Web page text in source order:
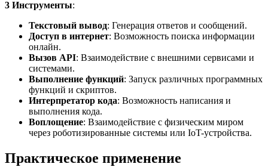
3 Инструменты:
Текстовый вывод: Генерация ответов и сообщений.
Доступ в интернет: Возможность поиска информации
онлайн.
Вызов API: Взаимодействие с внешними сервисами и
системами.
Выполнение функций: Запуск различных программных
функций и скриптов.
Интерпретатор кода: Возможность написания и
выполнения кода.
Воплощение: Взаимодействие с физическим миром
через роботизированные системы или IoT-устройства.
Практическое применение